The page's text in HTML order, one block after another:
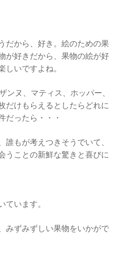
だから、好き。絵のための果
が好きだから、果物の絵が好
しいですよね。
ンヌ、マティス、ホッパー、
けもらえるとしたらどれに
ったら・・・
もが考えつきそうでいて、
うことの新鮮な驚きと喜びに
ています。
みずみずしい果物をいかがで